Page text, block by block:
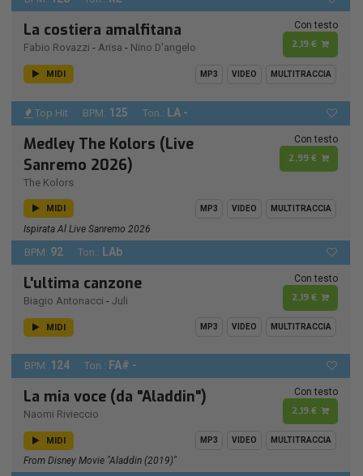
La costiera amalfitana
Fabio Rovazzi - Arisa - Nino D'angelo
Con testo
2,19 €
MIDI MP3 VIDEO MULTITRACCIA
Top Hit BPM: 125 Ton.: LA -
Medley The Kolors (Live
Sanremo 2026)
The Kolors
Con testo
2,99 €
MIDI MP3 VIDEO MULTITRACCIA
Ispirata Al Live Sanremo 2026
BPM: 92 Ton.: LAb
L'ultima canzone
Biagio Antonacci - Juli
Con testo
2,19 €
MIDI MP3 VIDEO MULTITRACCIA
BPM: 124 Ton.: FA# -
La mia voce (da "Aladdin")
Naomi Rivieccio
Con testo
2,19 €
MIDI MP3 VIDEO MULTITRACCIA
From Disney Movie "Aladdin (2019)"